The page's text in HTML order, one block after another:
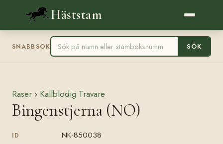
Häststam
SNABBSÖK SÖK
Raser › Kallblodig Travare
Bingenstjerna (NO)
ID NK-850038